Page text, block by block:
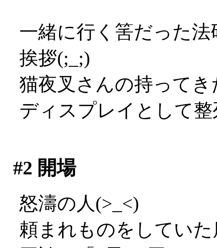
一緒に行く筈だった法
挨拶(;_;)
猫夜叉さんの持って
ディスプレイとして
#2 開場
怒濤の人(>_<)
頼まれものをしてい